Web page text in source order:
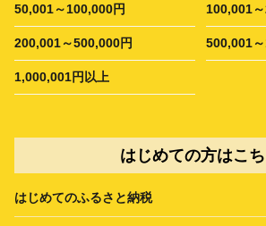
50,001～100,000円 100,001
200,001～500,000円 500,001
1,000,001円以上
はじめての方はこ
はじめてのふるさと納税